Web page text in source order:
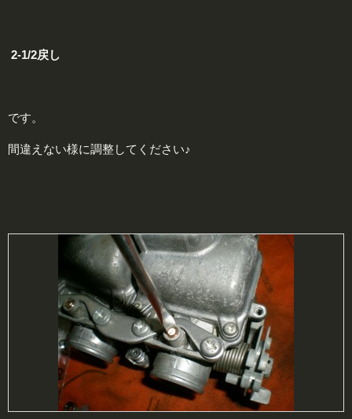
2-1/2戻し
です。
間違えない様に調整してください♪